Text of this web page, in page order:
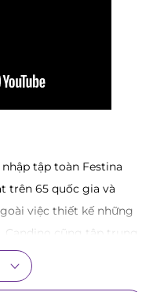
tập toàn Festina
trên 65 quốc gia và
việc thiết kế những
Candino cũng tập trung
cô. Hiểu được tâm lý
tìm tòi và sáng tạo để